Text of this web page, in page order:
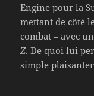
Engine pour la
mettant de côté
combat – avec
Z. De quoi lui
simple